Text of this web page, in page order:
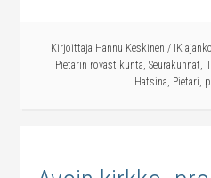
Kirjoittaja Hannu Keskinen / IK
Pietarin rovastikunta, Seurakunnat,
Hatsina, Pietari,